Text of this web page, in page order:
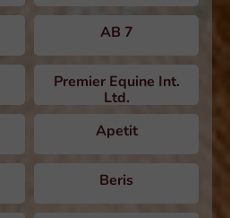
AB 7
Premier Equine Int.
Ltd.
Apetit
Beris